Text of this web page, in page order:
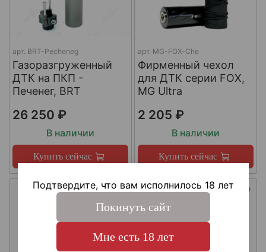
арт. BRT-Pecheneg
Газоразгруженный
ДТК на ПКП -
Печенег, BRT
26 250 ₽
В наличии
Купить сейчас
арт. MG-FOX-Che
Фирменный чехол
для ДТК серии FOX,
MG Ultra
2 205 ₽
В наличии
Купить сейчас
Подтвердите, что вам исполнилось 18 лет
Покинуть сайт
Мне есть 18 лет